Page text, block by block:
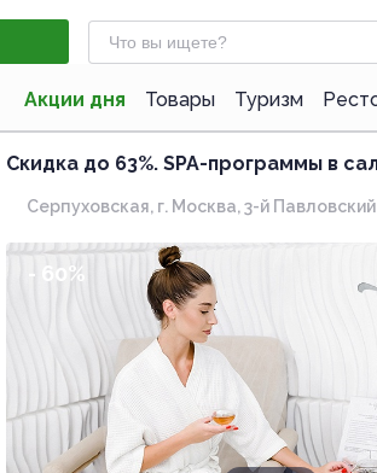
Акции дня Товары Туризм
Скидка до 63%. SPA-программы в
Серпуховская, г. Москва, 3-й
- 60%